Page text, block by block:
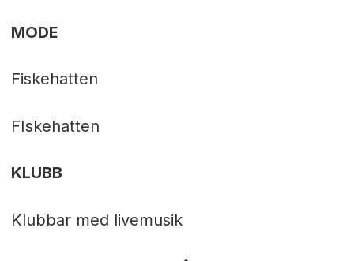
MODE
Fiskehatten
FIskehatten
KLUBB
Klubbar med livemusik